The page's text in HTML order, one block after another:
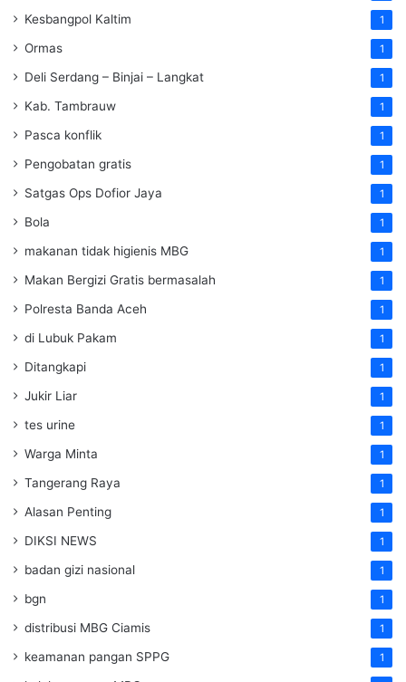
Kesbangpol Kaltim 1
Ormas 1
Deli Serdang – Binjai – Langkat 1
Kab. Tambrauw 1
Pasca konflik 1
Pengobatan gratis 1
Satgas Ops Dofior Jaya 1
Bola 1
makanan tidak higienis MBG 1
Makan Bergizi Gratis bermasalah 1
Polresta Banda Aceh 1
di Lubuk Pakam 1
Ditangkapi 1
Jukir Liar 1
tes urine 1
Warga Minta 1
Tangerang Raya 1
Alasan Penting 1
DIKSI NEWS 1
badan gizi nasional 1
bgn 1
distribusi MBG Ciamis 1
keamanan pangan SPPG 1